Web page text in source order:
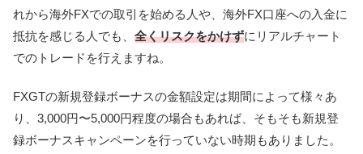
れから海外FXでの取引を始める人や、海外FX口座への入金に
抵抗を感じる人でも、 全くリスクをかけずにリアルチャート
でのトレードを行えますね。
FXGTの新規登録ボーナスの金額設定は期間によって様々あ
り、3,000円〜5,000円程度の場合もあれば、そもそも新規登
録ボーナスキャンペーンを行っていない時期もありました。